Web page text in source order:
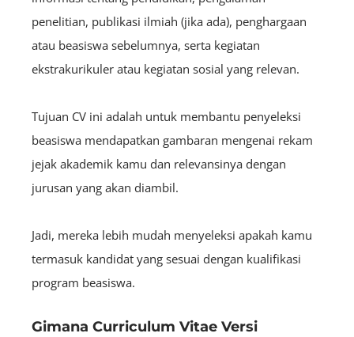
penelitian, publikasi ilmiah (jika ada), penghargaan
atau beasiswa sebelumnya, serta kegiatan
ekstrakurikuler atau kegiatan sosial yang relevan.
Tujuan CV ini adalah untuk membantu penyeleksi
beasiswa mendapatkan gambaran mengenai rekam
jejak akademik kamu dan relevansinya dengan
jurusan yang akan diambil.
Jadi, mereka lebih mudah menyeleksi apakah kamu
termasuk kandidat yang sesuai dengan kualifikasi
program beasiswa.
Gimana Curriculum Vitae Versi